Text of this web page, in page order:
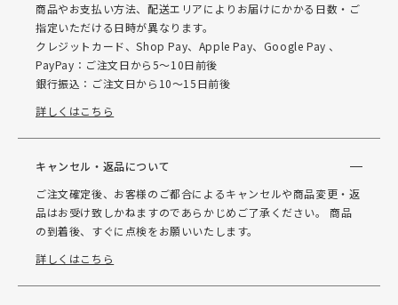
商品やお支払い方法、配送エリアによりお届けにかかる日数・ご
指定いただける日時が異なります。
クレジットカード、Shop Pay、Apple Pay、Google Pay 、
PayPay：ご注文日から5～10日前後
銀行振込：ご注文日から10～15日前後
詳しくはこちら
キャンセル・返品について
ご注文確定後、お客様のご都合によるキャンセルや商品変更・返
品はお受け致しかねますのであらかじめご了承ください。 商品
の到着後、すぐに点検をお願いいたします。
詳しくはこちら